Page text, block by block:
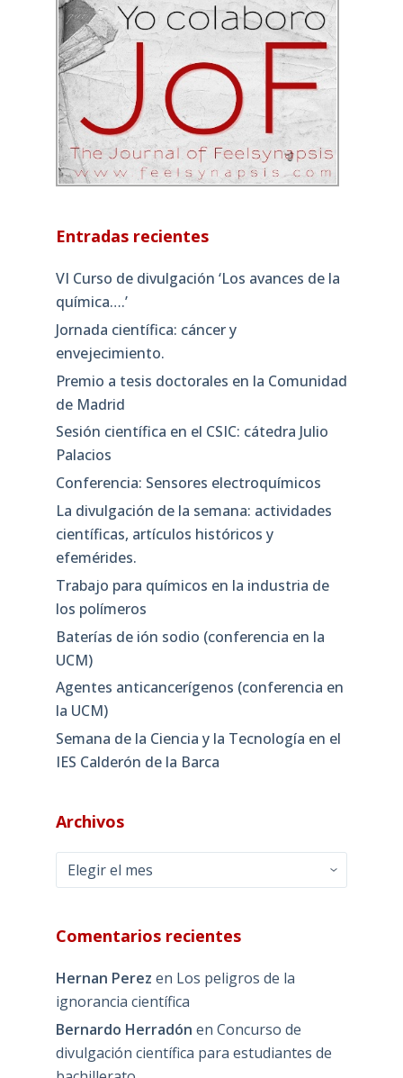
Entradas recientes
VI Curso de divulgación ‘Los avances de la
química….’
Jornada científica: cáncer y
envejecimiento.
Premio a tesis doctorales en la Comunidad
de Madrid
Sesión científica en el CSIC: cátedra Julio
Palacios
Conferencia: Sensores electroquímicos
La divulgación de la semana: actividades
científicas, artículos históricos y
efemérides.
Trabajo para químicos en la industria de
los polímeros
Baterías de ión sodio (conferencia en la
UCM)
Agentes anticancerígenos (conferencia en
la UCM)
Semana de la Ciencia y la Tecnología en el
IES Calderón de la Barca
Archivos
Archivos
Comentarios recientes
Hernan Perez en Los peligros de la
ignorancia científica
Bernardo Herradón en Concurso de
divulgación científica para estudiantes de